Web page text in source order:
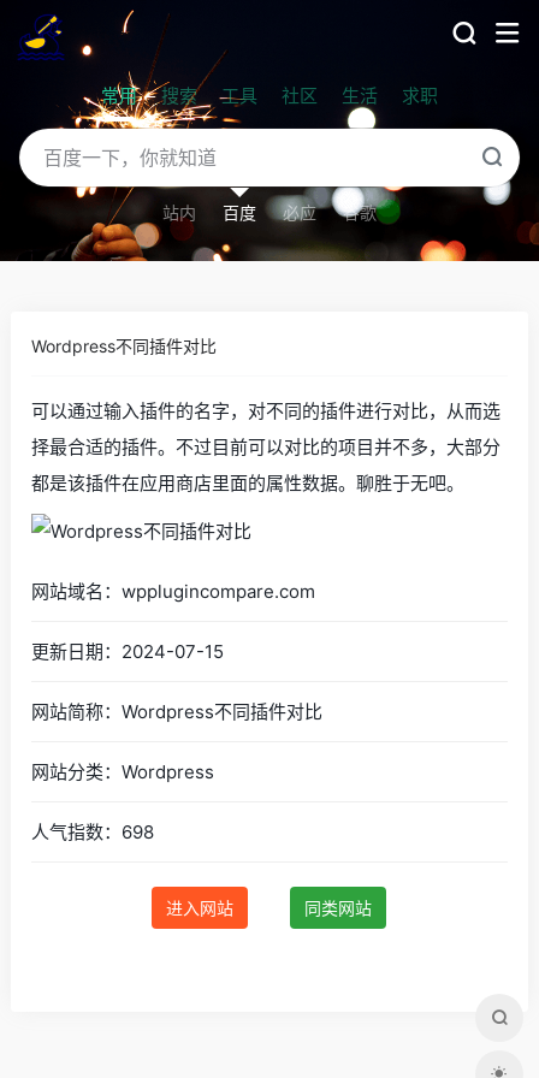
常用 搜索 工具 社区 生活 求职
站内 百度 必应 谷歌
Wordpress不同插件对比
可以通过输入插件的名字，对不同的插件进行对比，从而选
择最合适的插件。不过目前可以对比的项目并不多，大部分
都是该插件在应用商店里面的属性数据。聊胜于无吧。
网站域名：wpplugincompare.com
更新日期：2024-07-15
网站简称：Wordpress不同插件对比
网站分类：Wordpress
人气指数：698
进入网站 同类网站